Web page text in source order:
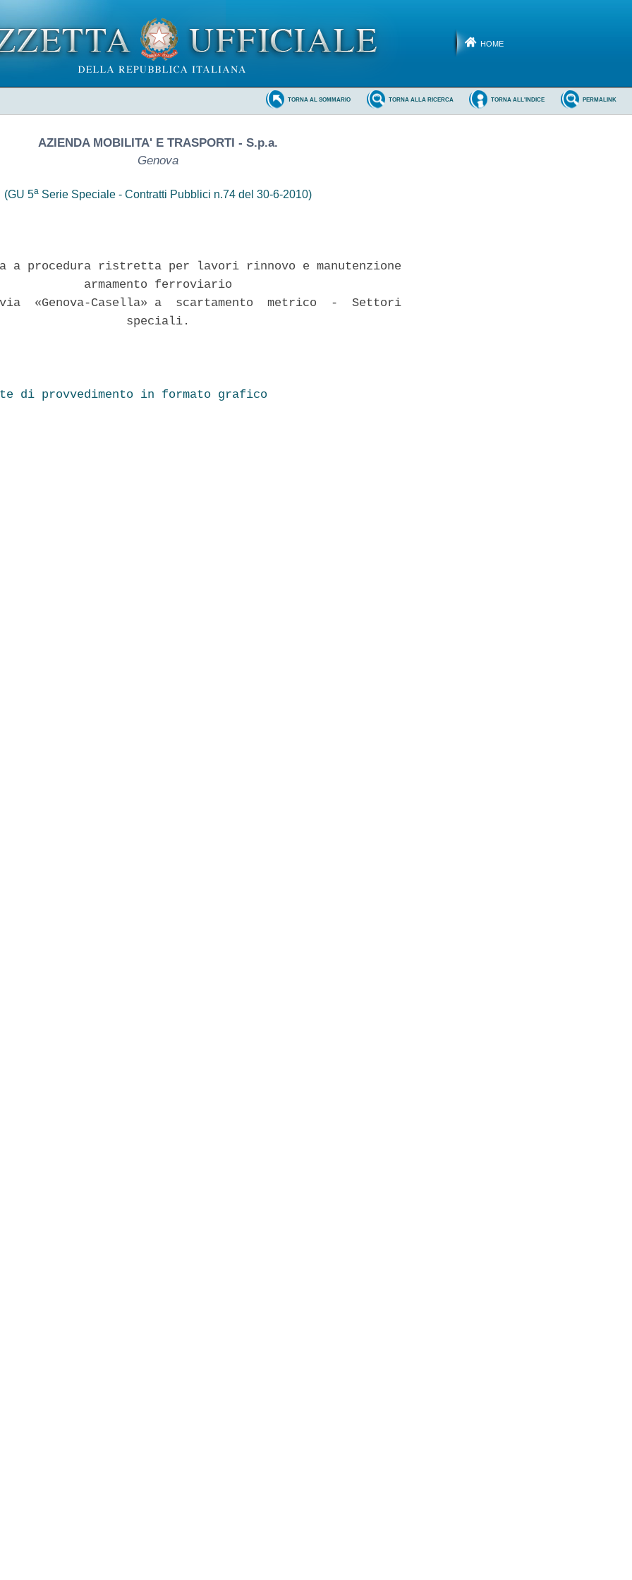
HOME
PERMALINK
TORNA ALL'INDICE
TORNA ALLA RICERCA
TORNA AL SOMMARIO
AZIENDA MOBILITA' E TRASPORTI - S.p.a.
Genova
(GU 5a Serie Speciale - Contratti Pubblici n.74 del 30-6-2010)
a procedura ristretta per lavori rinnovo e manutenzione
armamento ferroviario
«Genova-Casella» a  scartamento  metrico  -  Settori
speciali.
di provvedimento in formato grafico